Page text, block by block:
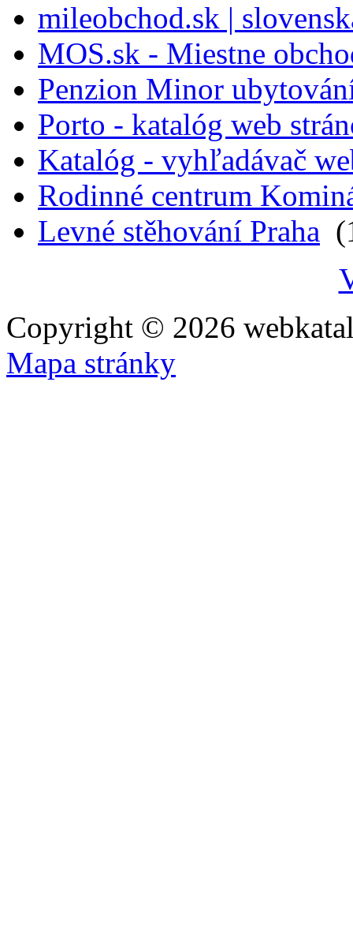
mileobchod.sk |
MOS.sk - Miestne
Penzion Minor
Porto - katalóg web
Katalóg - vyhľadávač
Rodinné centrum
Levné stěhování Praha
Copyright © 2026
Mapa stránky